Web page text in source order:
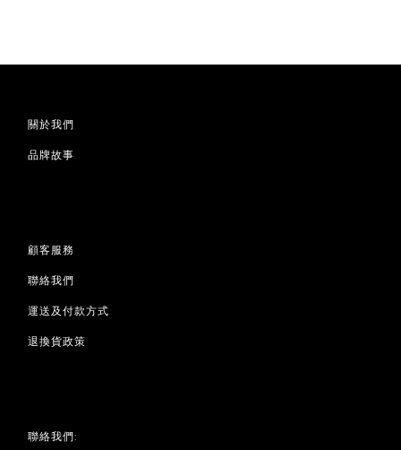
關於我們
品牌故事
顧客服務
聯絡我們
運送及付款方式
退換貨政策
聯絡我們: